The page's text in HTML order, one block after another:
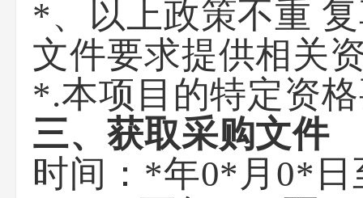
*、以上政策不重
文件要求提供相关
*.本项目的特定资
三、获取采购文件
时间： *年0*月0*日